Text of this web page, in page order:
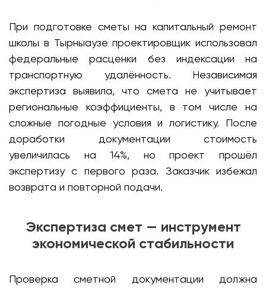
При подготовке сметы на капитальный ремонт
школы в Тырныаузе проектировщик использовал
федеральные расценки без индексации на
транспортную удалённость. Независимая
экспертиза выявила, что смета не учитывает
региональные коэффициенты, в том числе на
сложные погодные условия и логистику. После
доработки документации стоимость
увеличилась на 14%, но проект прошёл
экспертизу с первого раза. Заказчик избежал
возврата и повторной подачи.
Экспертиза смет — инструмент
экономической стабильности
Проверка сметной документации должна